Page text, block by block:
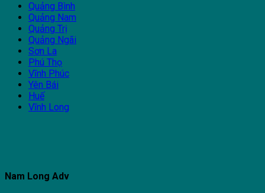
Quảng Bình
Quảng Nam
Quảng Trị
Quảng Ngãi
Sơn La
Phú Thọ
Vĩnh Phúc
Yên Bái
Huế
Vĩnh Long
Nam Long Adv